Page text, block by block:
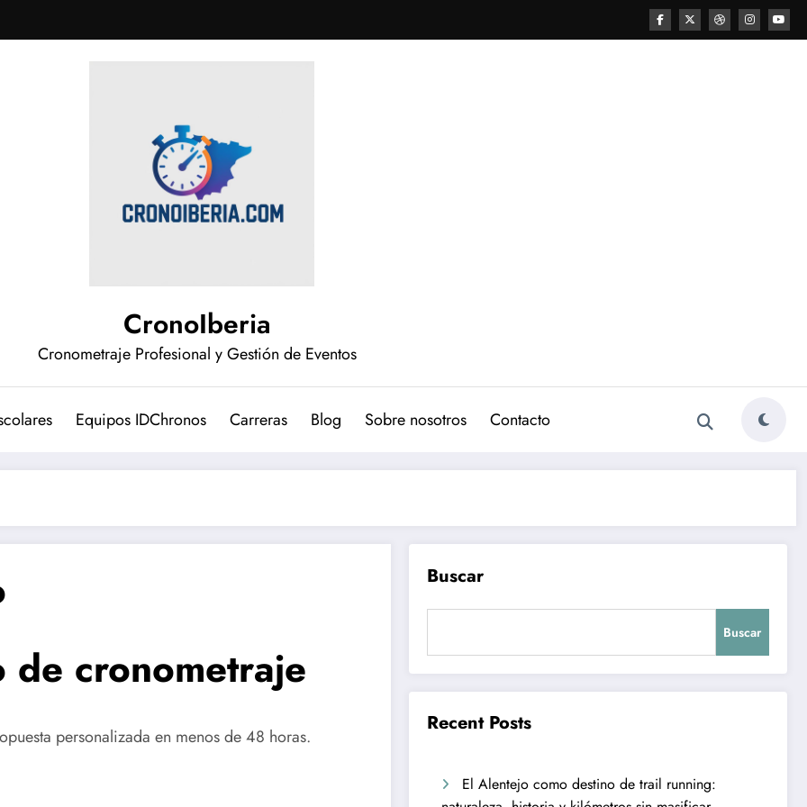
CronoIberia
Cronometraje Profesional y Gestión de Eventos
Equipos IDChronos Carreras Blog Sobre nosotros Contacto
de cronometraje
personalizada en menos de 48 horas.
Buscar
Buscar
Recent Posts
El Alentejo como destino de trail running: